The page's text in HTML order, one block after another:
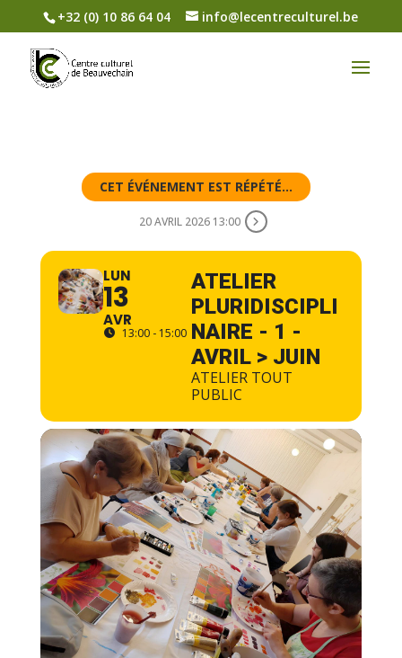
+32 (0) 10 86 64 04 info@lecentreculturel.be
CET ÉVÉNEMENT EST RÉPÉTÉ...
20 AVRIL 2026 13:00
LUN
13
AVR
13:00 - 15:00
ATELIER
PLURIDISCIPLI
NAIRE - 1 -
AVRIL > JUIN
ATELIER TOUT
PUBLIC